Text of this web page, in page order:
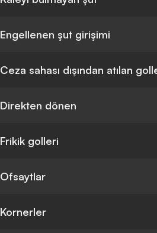
Engellenen şut girişimi
Ceza sahası dışından atılan
Direkten dönen
Frikik golleri
Ofsaytlar
Kornerler